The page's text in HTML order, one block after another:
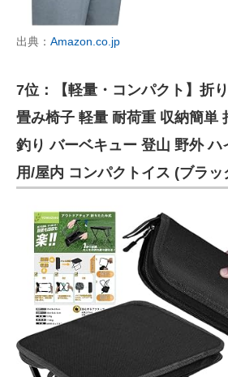
出典： Amazon.co.jp
7位：【軽量・コンパクト】折
畳み椅子 軽量 耐荷重 収納簡単
釣り バーベキュー 登山 野外 ハ
用/屋内 コンパクトイス (ブラッ